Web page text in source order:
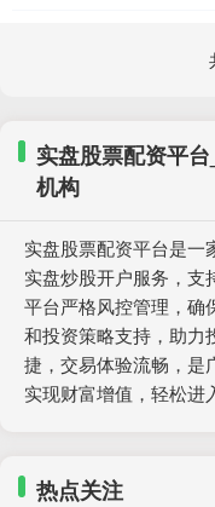
实盘股票配资平
机构
实盘股票配资平台是一
实盘炒股开户服务，支
平台严格风控管理，确
和投资策略支持，助力
捷，交易体验流畅，是
实现财富增值，轻松进
热点关注